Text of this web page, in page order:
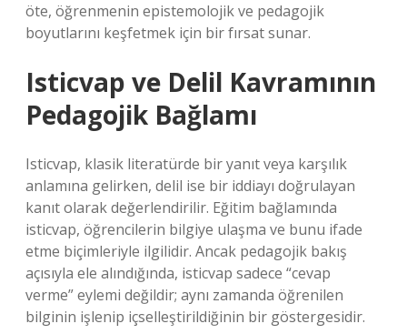
öte, öğrenmenin epistemolojik ve pedagojik
boyutlarını keşfetmek için bir fırsat sunar.
Isticvap ve Delil Kavramının
Pedagojik Bağlamı
Isticvap, klasik literatürde bir yanıt veya karşılık
anlamına gelirken, delil ise bir iddiayı doğrulayan
kanıt olarak değerlendirilir. Eğitim bağlamında
isticvap, öğrencilerin bilgiye ulaşma ve bunu ifade
etme biçimleriyle ilgilidir. Ancak pedagojik bakış
açısıyla ele alındığında, isticvap sadece “cevap
verme” eylemi değildir; aynı zamanda öğrenilen
bilginin işlenip içselleştirildiğinin bir göstergesidir.